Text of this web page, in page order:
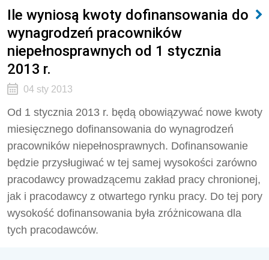
Ile wyniosą kwoty dofinansowania do
wynagrodzeń pracowników
niepełnosprawnych od 1 stycznia
2013 r.
04 sty 2013
Od 1 stycznia 2013 r. będą obowiązywać nowe kwoty
miesięcznego dofinansowania do wynagrodzeń
pracowników niepełnosprawnych. Dofinansowanie
będzie przysługiwać w tej samej wysokości zarówno
pracodawcy prowadzącemu zakład pracy chronionej,
jak i pracodawcy z otwartego rynku pracy. Do tej pory
wysokość dofinansowania była zróżnicowana dla
tych pracodawców.